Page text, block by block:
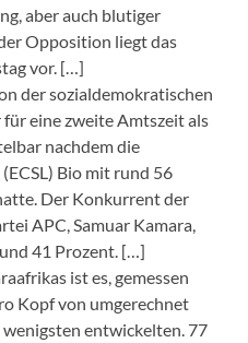
aber auch blutiger
Opposition liegt das
vor. […]
der sozialdemokratischen
eine zweite Amtszeit als
nachdem die
Bio mit rund 56
Der Konkurrent der
APC, Samuar Kamara,
41 Prozent. […]
ist es, gemessen
Kopf von umgerechnet
wenigsten entwickelten. 77